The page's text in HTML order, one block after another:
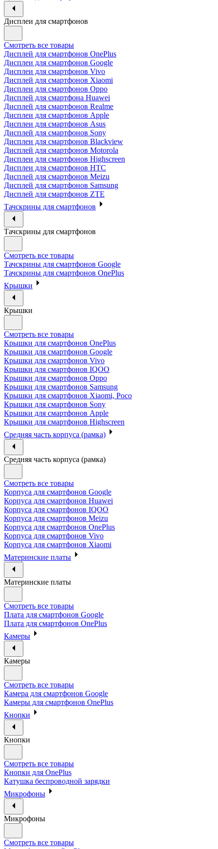
Дисплеи для смартфонов
Смотреть все товары
Дисплей для смартфонов OnePlus
Дисплеи для смартфонов Google
Дисплеи для смартфонов Vivo
Дисплей для смартфонов Xiaomi
Дисплеи для смартфонов Oppo
Дисплей для смартфона Huawei
Дисплей для смартфонов Realme
Дисплеи для смартфонов Apple
Дисплеи для смартфонов Asus
Дисплей для смартфонов Sony
Дисплеи для смартфонов Blackview
Дисплей для смартфонов Motorola
Дисплеи для смартфонов Highscreen
Дисплеи для смартфонов HTC
Дисплей для смартфонов Meizu
Дисплей для смартфонов Samsung
Дисплей для смартфонов ZTE
Тачскрины для смартфонов
Тачскрины для смартфонов
Смотреть все товары
Тачскрины для смартфонов Google
Тачскрины для смартфонов OnePlus
Крышки
Крышки
Смотреть все товары
Крышки для смартфонов OnePlus
Крышки для смартфонов Google
Крышки для смартфонов Vivo
Крышки для смартфонов IQOO
Крышки для смартфонов Oppo
Крышки для смартфонов Samsung
Крышки для смартфонов Xiaomi, Poco
Крышки для смартфонов Sony
Крышки для смартфонов Apple
Крышки для смартфонов Highscreen
Средняя часть корпуса (рамка)
Средняя часть корпуса (рамка)
Смотреть все товары
Корпуса для смартфонов Google
Корпуса для смартфонов Huawei
Корпуса для смартфонов IQOO
Корпуса для смартфонов Meizu
Корпуса для смартфонов OnePlus
Корпуса для смартфонов Vivo
Корпуса для смартфонов Xiaomi
Материнские платы
Материнские платы
Смотреть все товары
Плата для смартфонов Google
Плата для смартфонов OnePlus
Камеры
Камеры
Смотреть все товары
Камера для смартфонов Google
Камеры для смартфонов OnePlus
Кнопки
Кнопки
Смотреть все товары
Кнопки для OnePlus
Катушка беспроводной зарядки
Микрофоны
Микрофоны
Смотреть все товары